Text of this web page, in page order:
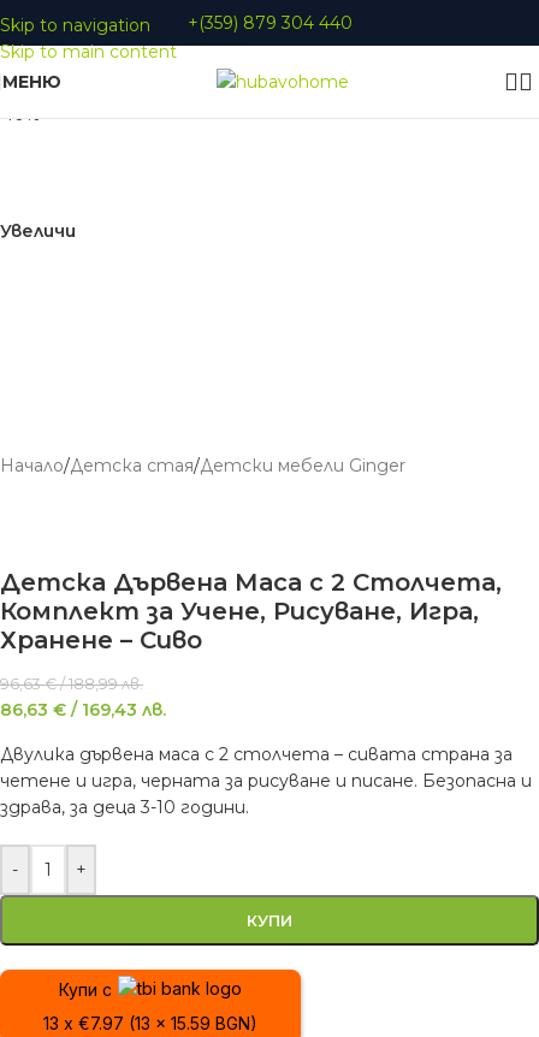
Skip to navigation
Skip to main content
+(359) 879 304 440
МЕНЮ
-10%
Увеличи
Начало/Детскa стая/Детски мебели Ginger
Детска Дървена Маса с 2 Столчета,
Комплект за Учене, Рисуване, Игра,
Хранене – Сиво
96,63€ /188,99лв.
86,63 € / 169,43 лв.
Двулика дървена маса с 2 столчета – сивата страна за
четене и игра, черната за рисуване и писане. Безопасна и
здрава, за деца 3-10 години.
- +
КУПИ
Купи с
13 x €7.97 (13 x 15.59 BGN)